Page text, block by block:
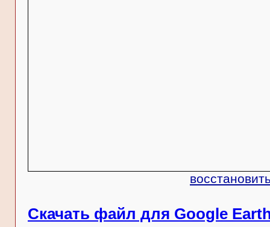
Скачать файл для Google